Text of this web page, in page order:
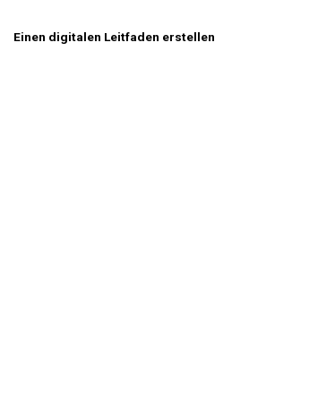
Einen digitalen Leitfaden erstellen